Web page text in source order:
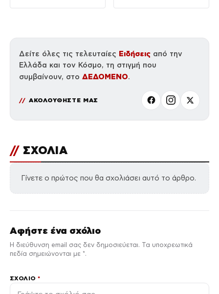
Δείτε όλες τις τελευταίες Ειδήσεις από την
Ελλάδα και τον Κόσμο, τη στιγμή που
συμβαίνουν, στο ΔΕΔΟΜΕΝΟ.
ΑΚΟΛΟΥΘΗΣΤΕ ΜΑΣ
// ΣΧΟΛΙΑ
Γίνετε ο πρώτος που θα σχολιάσει αυτό το άρθρο.
Αφήστε ένα σχόλιο
Η διεύθυνση email σας δεν δημοσιεύεται. Τα υποχρεωτικά
πεδία σημειώνονται με *.
ΣΧΌΛΙΟ*